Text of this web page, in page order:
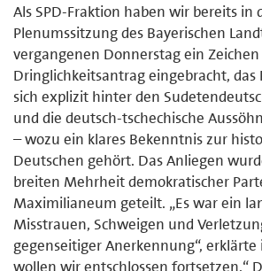
Als SPD-Fraktion haben wir bereits in
Plenumssitzung des Bayerischen
vergangenen Donnerstag ein
Dringlichkeitsantrag eingebracht, das
sich explizit hinter den
und die deutsch-tschechische
– wozu ein klares Bekenntnis zur
Deutschen gehört. Das Anliegen
breiten Mehrheit demokratischer
Maximilianeum geteilt. „Es war ein
Misstrauen, Schweigen und
gegenseitiger Anerkennung“, erklärte
wollen wir entschlossen fortsetzen.“